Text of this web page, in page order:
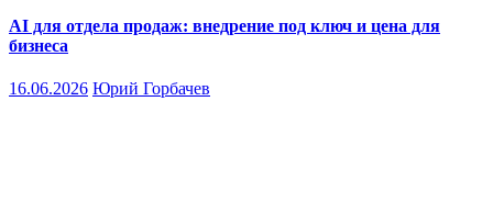
AI для отдела продаж: внедрение под ключ и цена для
бизнеса
16.06.2026 Юрий Горбачев